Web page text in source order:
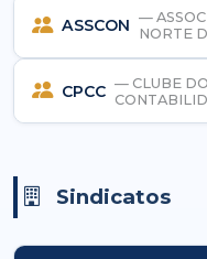
ASSCON —
NORTE
CPCC — CLUBE
Sindicatos